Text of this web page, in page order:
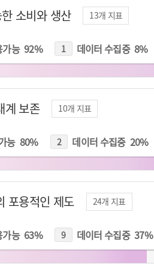
소비와 생산 13개 지표
능 92% 1개
지
표
데이터 수집중 8%
계 보존 10개 지표
능 80% 2개
지
표
데이터 수집중 20%
포용적인 제도 24개 지표
능 63% 9개
지
표
데이터 수집중 37%